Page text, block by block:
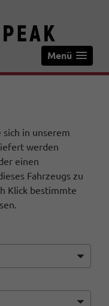
Menü
sich in unserem
werden
einen
Fahrzeugs zu
Klick bestimmte